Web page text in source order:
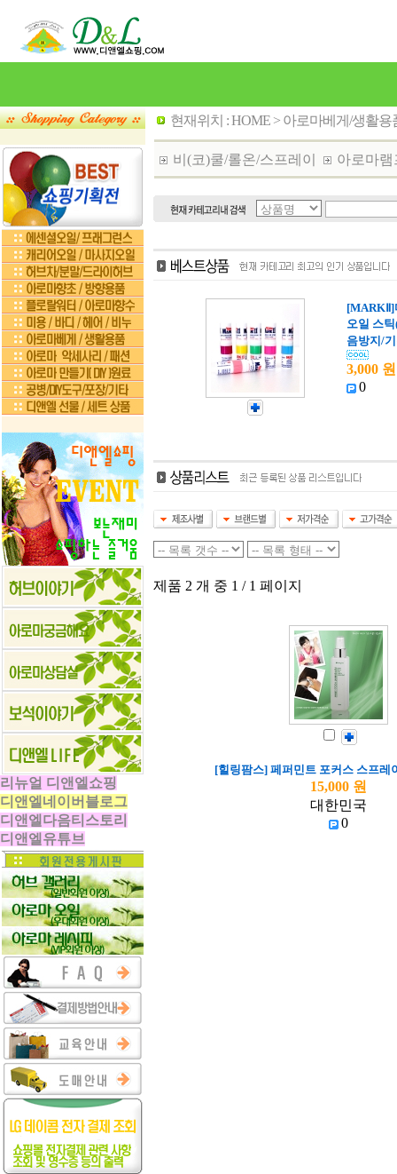
리뉴얼 디앤엘쇼핑
디앤엘네이버블로그
디앤엘다음티스토리
디앤엘유튜브
현재위치 :HOME > 아로마베게/생활용
비(코)쿨/롤온/스프레이 아로마
[MARKⅡ]
오일 스
음방지/
3,000 원
0
제품 2 개 중 1 / 1 페이지
[힐링팜스] 페퍼민트 포커스 스프레
15,000 원
대한민국
0